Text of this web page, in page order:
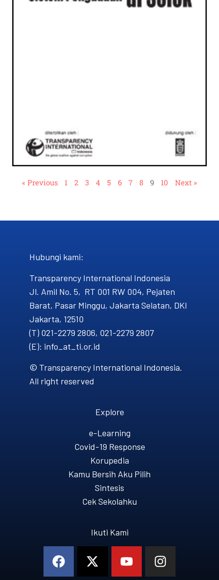
« Previous 1 2 3 4 5 6 7 8 9 10 Next »
Hubungi kami​:
Transparency International Indonesia
Jl. Amil No. 5, RT 001 RW 004, Pejaten
Barat, Pasar Minggu, Jakarta Selatan, DKI
Jakarta, 12510
(T) 021-2279 2806, 021-2279 2807
(E): info_at_ti.or.id
© Transparency International Indonesia.
All right reserved
Explore
e-Learning
Covid-19 Response
Korupedia
Kamu Bersih Aku Pilih
Sintesis
Cek Sekolahku
Ikuti Kami